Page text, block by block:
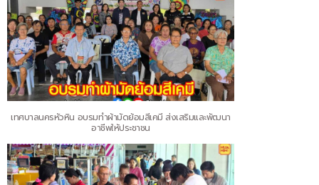
เทศบาลนครหัวหิน อบรมทำผ้ามัดย้อมสีเคมี ส่งเสริมและพัฒนา
อาชีพให้ประชาชน